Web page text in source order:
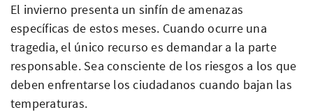
El invierno presenta un sinfín de amenazas
específicas de estos meses. Cuando ocurre una
tragedia, el único recurso es demandar a la parte
responsable. Sea consciente de los riesgos a los que
deben enfrentarse los ciudadanos cuando bajan las
temperaturas.